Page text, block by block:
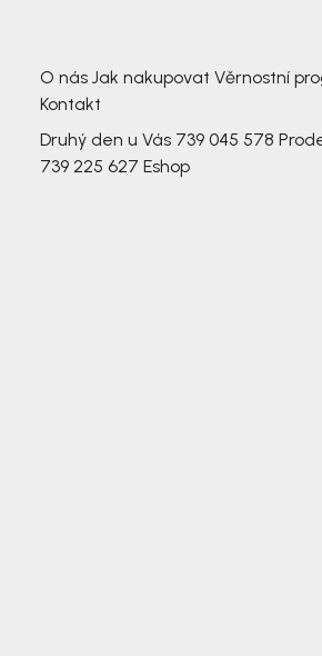
O nás Jak nakupovat Věrnostní
Kontakt
Druhý den u Vás 739 045 578
739 225 627 Eshop